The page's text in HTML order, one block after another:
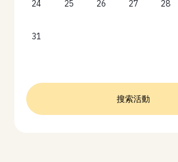
24 25 26 27 28
31
搜索活動